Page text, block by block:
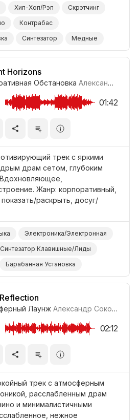
Хип-Хоп/Рэп
Скрэтчинг
Контрабас
Синтезатор
Медные
Одинокий
Грустный
Драма/Трагедия
Городская
Драма
Horizons
Обстановка Александр Соколов
01:42
трек с яркими
драм сетом, глубоким
Жанр: корпоративный,
раскрыть, досуг/
Электроника/Электронная
Синтезатор Клавишные/Лиды
Барабанная Установка
Вдохновляющий
Показать/Раскрыть
Видеоблог
Бизнес/Корпоративный
Лаунж Александр Соколов
02:12
трек с атмосферным
расслабленным драм
и минималистичными
нежное